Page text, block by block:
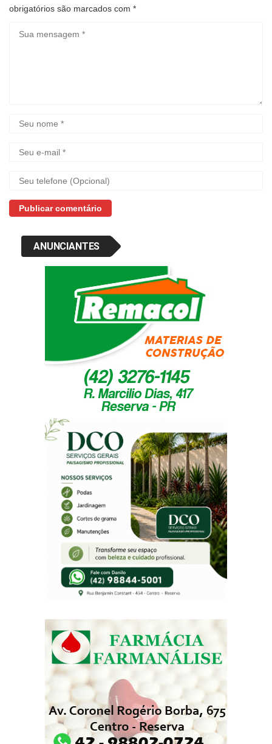
obrigatórios são marcados com *
ANUNCIANTES